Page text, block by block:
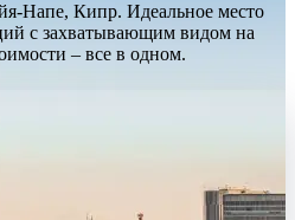
Напе, Кипр. Идеальное место
с захватывающим видом на
– все в одном.